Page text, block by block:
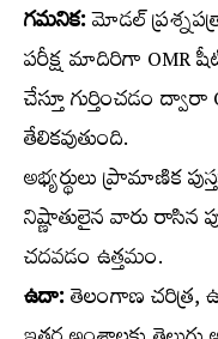
గమనిక:మోడల్‌
పరీక్ష మాదిరిగా OMR
చేస్తూ గుర్తించడం
తేలికవుతుంది.
అభ్యర్థులు ప్రామాణిక
నిష్ణాతులైన వారు రాసిన
చదవడం ఉత్తమం.
ఉదా:తెలంగాణ చరిత్ర,